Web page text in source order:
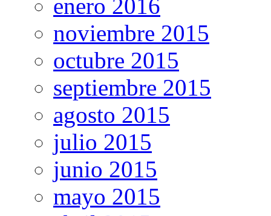
enero 2016
noviembre 2015
octubre 2015
septiembre 2015
agosto 2015
julio 2015
junio 2015
mayo 2015